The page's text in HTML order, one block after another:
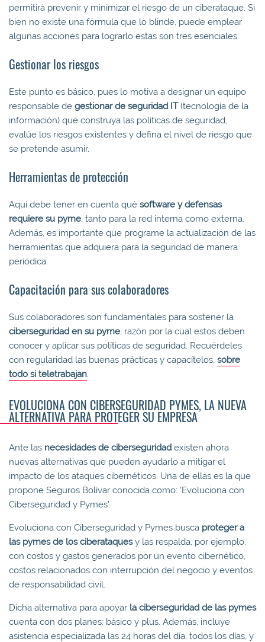
permitirá prevenir y minimizar el riesgo de un ciberataque. Si
bien no existe una fórmula que lo blinde, puede emplear
algunas acciones para lograrlo estas son tres esenciales:
Gestionar los riesgos
Este punto es básico, pues lo motiva a designar un equipo
responsable de gestionar de seguridad IT(tecnología de la
información) que construya las políticas de seguridad,
evalúe los riesgos existentes y defina el nivel de riesgo que
se pretende asumir.
Herramientas de protección
Aquí debe tener en cuenta qué software y defensas
requiere su pyme, tanto para la red interna como externa.
Además, es importante que programe la actualización de las
herramientas que adquiera para la seguridad de manera
periódica.
Capacitación para sus colaboradores
Sus colaboradores son fundamentales para sostener la
ciberseguridad en su pyme, razón por la cual estos deben
conocer y aplicar sus políticas de seguridad. Recuérdeles
con regularidad las buenas prácticas y capacítelos, sobre
todo si teletrabajan.
EVOLUCIONA CON CIBERSEGURIDAD PYMES, LA NUEVA
ALTERNATIVA PARA PROTEGER SU EMPRESA
Ante las necesidades de ciberseguridad existen ahora
nuevas alternativas que pueden ayudarlo a mitigar el
impacto de los ataques cibernéticos. Una de ellas es la que
propone Seguros Bolívar conocida como: ‘Evoluciona con
Ciberseguridad y Pymes’.
Evoluciona con Ciberseguridad y Pymes busca proteger a
las pymes de los ciberataquesy las respalda, por ejemplo,
con costos y gastos generados por un evento cibernético,
costos relacionados con interrupción del negocio y eventos
de responsabilidad civil.
Dicha alternativa para apoyar la ciberseguridad de las pymes
cuenta con dos planes: básico y plus. Además, incluye
asistencia especializada las 24 horas del día, todos los días, y